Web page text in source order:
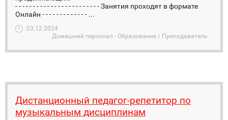
- - - - - - - - - - - - - - - - - - - - - - - - Занятия проходят в формате
Онлайн - - - - - - - - - - - - - ...
03.12.2024
Домашний персонал - Образование / Преподаватель
Дистанционный педагог-репетитор по
музыкальным дисциплинам